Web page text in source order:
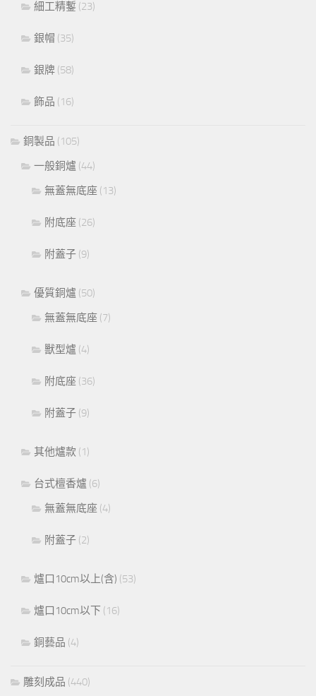
細工精鏨 (23)
銀帽 (35)
銀牌 (58)
飾品 (16)
銅製品 (105)
一般銅爐 (44)
無蓋無底座 (13)
附底座 (26)
附蓋子 (9)
優質銅爐 (50)
無蓋無底座 (7)
獸型爐 (4)
附底座 (36)
附蓋子 (9)
其他爐款 (1)
台式檀香爐 (6)
無蓋無底座 (4)
附蓋子 (2)
爐口10cm以上(含) (53)
爐口10cm以下 (16)
銅藝品 (4)
雕刻成品 (440)